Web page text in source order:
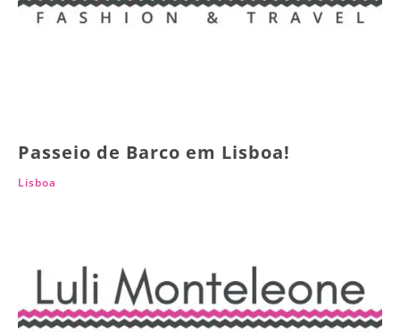
Passeio de Barco em Lisboa!
Lisboa